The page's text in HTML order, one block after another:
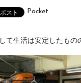
Pocket
して生活は安定したもの